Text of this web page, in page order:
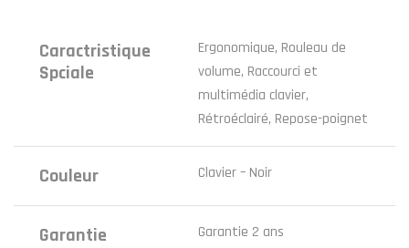
Caractristique
Spciale
Ergonomique, Rouleau de
volume, Raccourci et
multimédia clavier,
Rétroéclairé, Repose-poignet
Couleur Clavier – Noir
Garantie
‎Garantie 2 ans